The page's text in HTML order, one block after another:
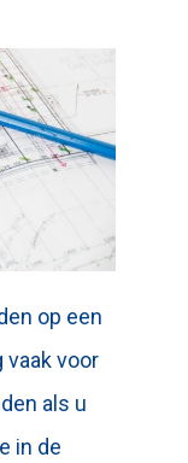
op een
voor
als u
in de